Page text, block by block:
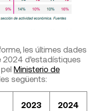
les últimes dades
d’estadístiques
Ministerio de
següents:
2023 2024